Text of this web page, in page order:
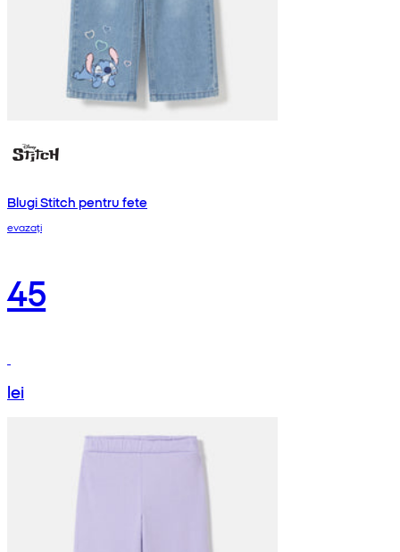
Blugi Stitch pentru fete
evazați
45
lei